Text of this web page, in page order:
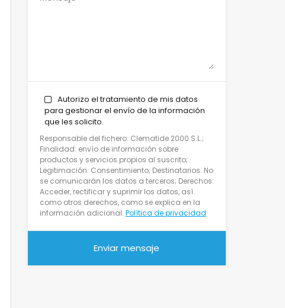
Autorizo el tratamiento de mis datos
para gestionar el envío de la información
que les solicito.
Responsable del fichero: Clematide 2000 S.L.;
Finalidad: envío de información sobre
productos y servicios propios al suscrito;
Legitimación: Consentimiento; Destinatarios: No
se comunicarán los datos a terceros; Derechos:
Acceder, rectificar y suprimir los datos, así
como otros derechos, como se explica en la
información adicional. Política de privacidad